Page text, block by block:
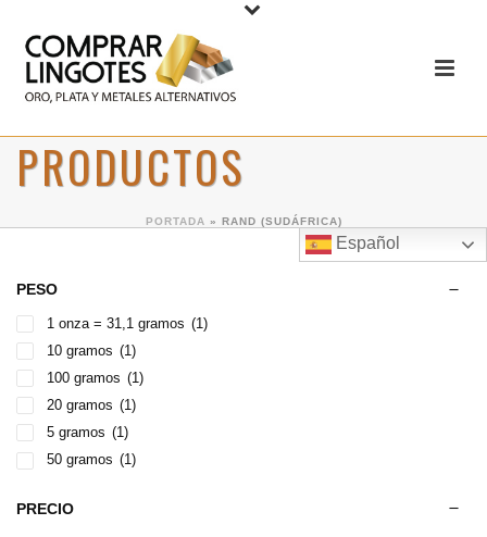
PRODUCTOS
PORTADA » RAND (SUDÁFRICA)
Español
PESO
1 onza = 31,1 gramos (1)
10 gramos (1)
100 gramos (1)
20 gramos (1)
5 gramos (1)
50 gramos (1)
PRECIO